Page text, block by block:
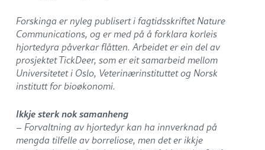
Forskinga er nyleg publisert i fagtidsskriftet Nature
Communications, og er med på å forklara korleis
hjortedyra påverkar flåtten. Arbeidet er ein del av
prosjektet TickDeer, som er eit samarbeid mellom
Universitetet i Oslo, Veterinærinstituttet og Norsk
institutt for bioøkonomi.
Ikkje sterk nok samanheng
– Forvaltning av hjortedyr kan ha innverknad på
mengda tilfelle av borreliose, men det er ikkje